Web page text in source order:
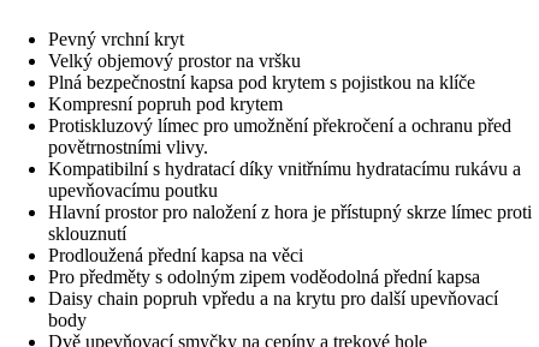
Pevný vrchní kryt
Velký objemový prostor na vršku
Plná bezpečnostní kapsa pod krytem s pojistkou na klíče
Kompresní popruh pod krytem
Protiskluzový límec pro umožnění překročení a ochranu před
povětrnostními vlivy.
Kompatibilní s hydratací díky vnitřnímu hydratacímu rukávu a
upevňovacímu poutku
Hlavní prostor pro naložení z hora je přístupný skrze límec proti
sklouznutí
Prodloužená přední kapsa na věci
Pro předměty s odolným zipem voděodolná přední kapsa
Daisy chain popruh vpředu a na krytu pro další upevňovací
body
Dvě upevňovací smyčky na cepíny a trekové hole